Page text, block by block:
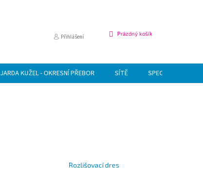
Přihlášení
NÁKUPNÍ
Prázdný košík
JARDA KUŽEL - OKRESNÍ PŘEBOR SÍTĚ SPECIÁLNÍ NABÍDKA
Rozlišovací dres